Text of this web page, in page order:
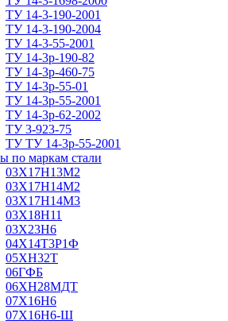
ТУ 14-3-190-2001
ТУ 14-3-190-2004
ТУ 14-3-55-2001
ТУ 14-3р-190-82
ТУ 14-3р-460-75
ТУ 14-3р-55-01
ТУ 14-3р-55-2001
ТУ 14-3р-62-2002
ТУ 3-923-75
ТУ ТУ 14-3р-55-2001
по маркам стали
03Х17Н13М2
03Х17Н14М2
03Х17Н14М3
03Х18Н11
03Х23Н6
04Х14Т3Р1Ф
05ХН32Т
06ГФБ
06ХН28МДТ
07Х16Н6
07Х16Н6-Ш